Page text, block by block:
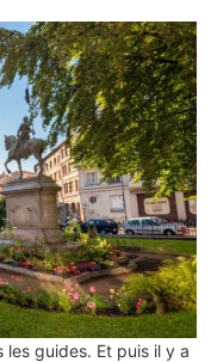
les guides. Et puis il y a